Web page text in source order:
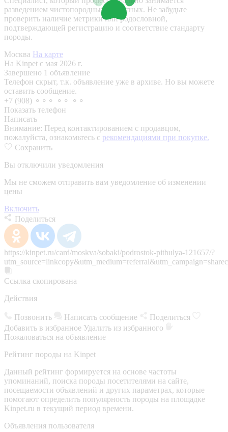
разведением чистопородных животных. Не забудьте
проверить наличие метрики или родословной,
подтверждающей регистрацию и соответствие стандарту
породы.
Москва На карте
На Kinpet c мая 2026 г.
Завершено 1 объявление
Телефон скрыт, т.к. объявление уже в архиве. Но вы можете
оставить сообщение.
+7 (908) ⚬⚬⚬ ⚬⚬ ⚬⚬
Показать телефон
Написать
Внимание: Перед контактированием с продавцом,
пожалуйста, ознакомьтесь с рекомендациями при покупке.
Сохранить
Вы отключили уведомления
Мы не сможем отправить вам уведомление об изменении
цены
Включить
Поделиться
https://kinpet.ru/card/moskva/sobaki/podrostok-pitbulya-121657/?
Ссылка скопирована
Действия
Позвонить Написать сообщение
Поделиться
Добавить в избранное Удалить из избранного
Пожаловаться на объявление
Рейтинг породы на Kinpet
Данный рейтинг формируется на основе частоты
упоминаний, поиска породы посетителями на сайте,
посещаемости объявлений и других параметрах, которые
помогают определить популярность породы на площадке
Kinpet.ru в текущий период времени.
Объявления пользователя